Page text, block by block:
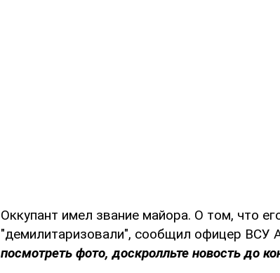
Оккупант имел звание майора. О том, что
"демилитаризовали", сообщил офицер ВСУ
посмотреть фото, доскролльте новость до